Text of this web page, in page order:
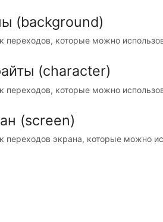
(background)
переходов, которые можно
(character)
переходов, которые можно
(screen)
переходов экрана, которые можно